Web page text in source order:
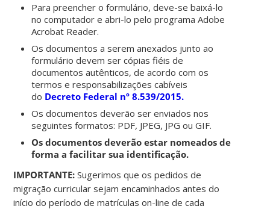
Para preencher o formulário, deve-se baixá-lo
no computador e abri-lo pelo programa Adobe
Acrobat Reader.
Os documentos a serem anexados junto ao
formulário devem ser cópias fiéis de
documentos autênticos, de acordo com os
termos e responsabilizações cabíveis
do Decreto Federal nº 8.539/2015.
Os documentos deverão ser enviados nos
seguintes formatos: PDF, JPEG, JPG ou GIF.
Os documentos deverão estar nomeados de
forma a facilitar sua identificação.
IMPORTANTE: Sugerimos que os pedidos de
migração curricular sejam encaminhados antes do
início do período de matrículas on-line de cada